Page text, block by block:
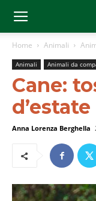
Home Animali
Animali Animali da
Cane:
Anna Lorenza Berghella